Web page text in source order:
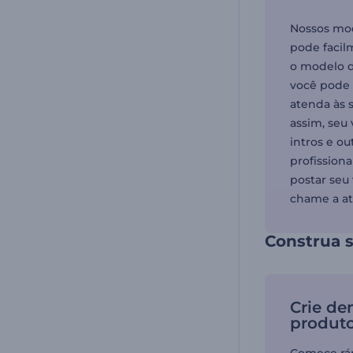
Nossos
pode
o modelo
você
atenda às
assim,
intros e
postar
chame a
Construa
Crie